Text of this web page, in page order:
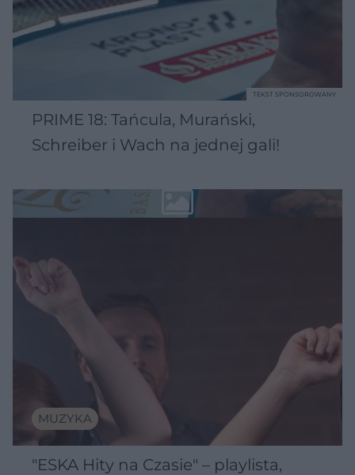
PRIME 18: Tańcula, Murański,
Schreiber i Wach na jednej gali!
TEKST SPONSOROWANY
MUZYKA
"ESKA Hity na Czasie" – playlista,